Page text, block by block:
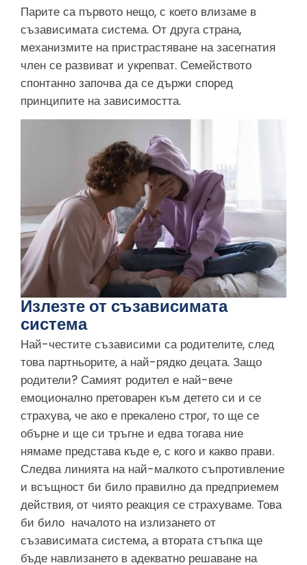
Парите са първото нещо, с което влизаме в
съзависимата система. От друга страна,
механизмите на пристрастяване на засегнатия
член се развиват и укрепват. Семейството
спонтанно започва да се държи според
принципите на зависимостта.
Излезте от съзависимата
система
Най-честите съзависими са родителите, след
това партньорите, а най-рядко децата. Защо
родители? Самият родител е най-вече
емоционално претоварен към детето си и се
страхува, че ако е прекалено строг, то ще се
обърне и ще си тръгне и едва тогава ние
нямаме представа къде е, с кого и какво прави.
Следва линията на най-малкото съпротивление
и всъщност би било правилно да предприемем
действия, от чиято реакция се страхуваме. Това
би било началото на излизането от
съзависимата система, а втората стъпка ще
бъде навлизането в адекватно решаване на